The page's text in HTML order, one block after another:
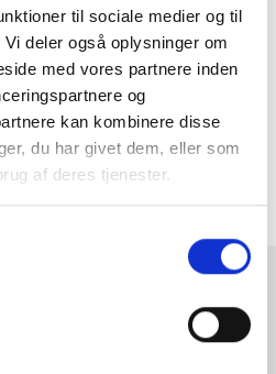
til sociale medier og til
deler også oplysninger om
med vores partnere inden
og
kan kombinere disse
du har givet dem, eller som
af deres tjenester.
kortere end det angivne mål. Det
som stiveren passer til.
(matcher 35cm alm. blindramme).